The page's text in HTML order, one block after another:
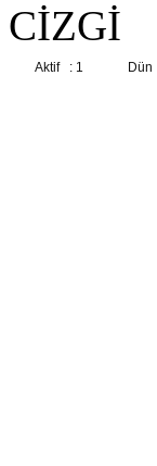
CİZGİ
Aktif : 1 Dün